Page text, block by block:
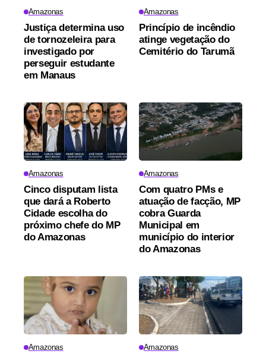
Amazonas
Justiça determina uso
de tornozeleira para
investigado por
perseguir estudante
em Manaus
Amazonas
Princípio de incêndio
atinge vegetação do
Cemitério do Tarumã
Amazonas
Cinco disputam lista
que dará a Roberto
Cidade escolha do
próximo chefe do MP
do Amazonas
Amazonas
Com quatro PMs e
atuação de facção, MP
cobra Guarda
Municipal em
município do interior
do Amazonas
Amazonas Amazonas